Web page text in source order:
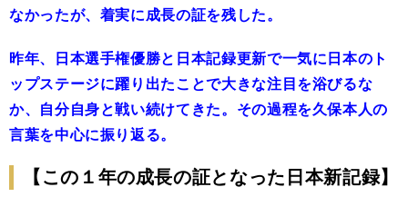
なかったが、着実に成長の証を残した。
昨年、日本選手権優勝と日本記録更新で一気に日本のト
ップステージに躍り出たことで大きな注目を浴びるな
か、自分自身と戦い続けてきた。その過程を久保本人の
言葉を中心に振り返る。
【この１年の成長の証となった日本新記録】